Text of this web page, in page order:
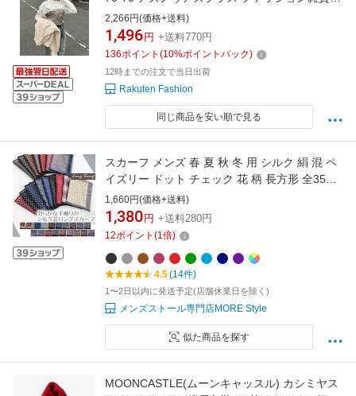
スカーフ・バンダナ ネイビー グレー
2,266円(価格+送料)
1,496 円 +送料770円
136ポイント (10%ポイントバック)
12時までの注文で当日出荷
Rakuten Fashion
同じ商品を安い順で見る
スカーフ メンズ 春 夏 秋 冬 用 シルク 絹 混 ペ
イズリー ドット チェック 花 柄 長方形 全35色
d2 プレゼント ギフト 夏用ストール uv 接触冷
感 日焼け対策 首 uvカット冷房対策ラッピング
不可
1,660円(価格+送料)
1,380 円 +送料280円
12ポイント (1倍)
4.5(14件)
1〜2日以内に発送予定(店舗休業日を除く)
メンズストール専門店MORE Style
似た商品を探す
MOONCASTLE(ムーンキャッスル) カシミヤス